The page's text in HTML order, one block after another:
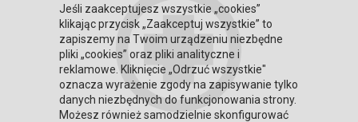
Jeśli zaakceptujesz wszystkie „cookies”
klikając przycisk „Zaakceptuj wszystkie” to
zapiszemy na Twoim urządzeniu niezbędne
pliki „cookies” oraz pliki analityczne i
reklamowe. Kliknięcie „Odrzuć wszystkie"
oznacza wyrażenie zgody na zapisywanie tylko
danych niezbędnych do funkcjonowania strony.
Możesz również samodzielnie skonfigurować